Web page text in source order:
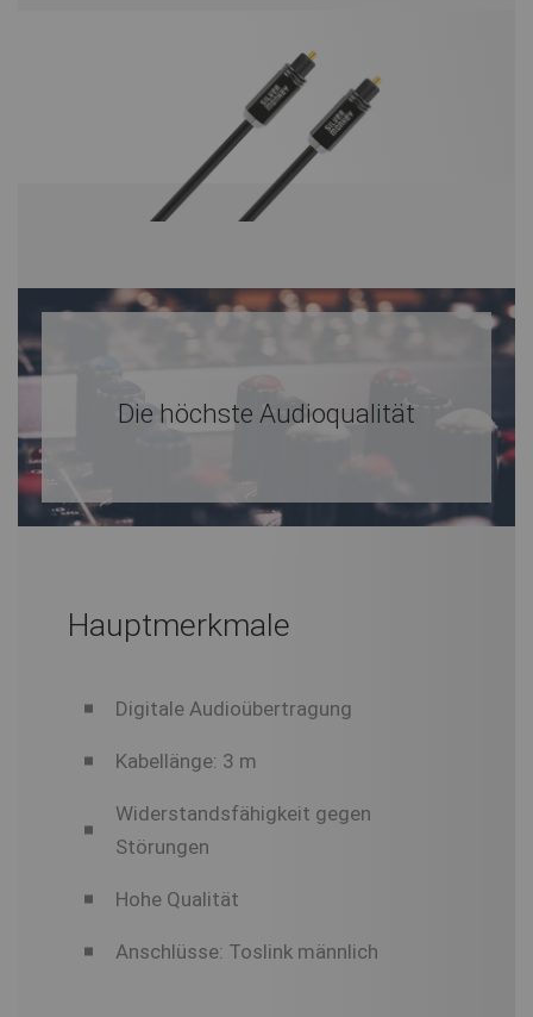
Die höchste Audioqualität
Hauptmerkmale
Digitale Audioübertragung
Kabellänge: 3 m
Widerstandsfähigkeit gegen
Störungen
Hohe Qualität
Anschlüsse: Toslink männlich